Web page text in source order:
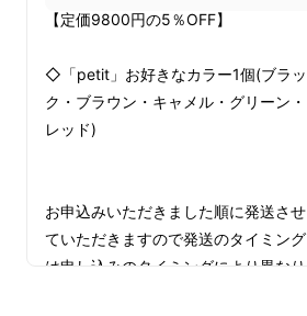
【定価9800円の5％OFF】
◇「petit」お好きなカラー1個(ブラッ
ク・ブラウン・キャメル・グリーン・
レッド)
お申込みいただきました順に発送させ
ていただきますので発送のタイミング
は申し込みのタイミングにより異なり